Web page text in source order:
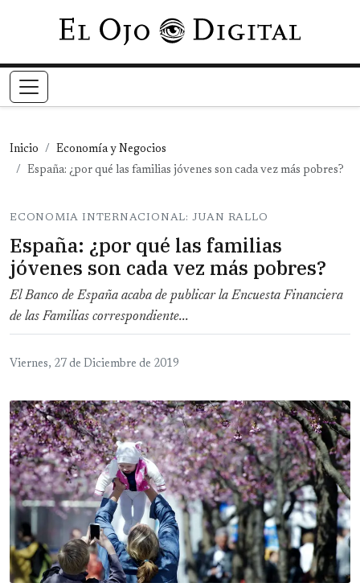
Pasar al contenido principal
Inicio
Economía y Negocios
España: ¿por qué las familias jóvenes son cada vez más pobres?
ECONOMIA INTERNACIONAL: JUAN RALLO
España: ¿por qué las familias
jóvenes son cada vez más pobres?
El Banco de España acaba de publicar la Encuesta Financiera
de las Familias correspondiente...
Viernes, 27 de Diciembre de 2019